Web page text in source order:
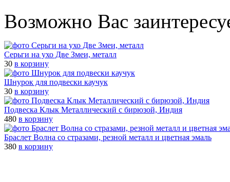
Возможно Вас
Серьги на ухо Две Змеи, металл
30 в корзину
Шнурок для подвески каучук
30 в корзину
Подвеска Клык Металлический с бирюзой, Индия
480 в корзину
Браслет Волна со стразами, резной металл и цветная эмаль
380 в корзину